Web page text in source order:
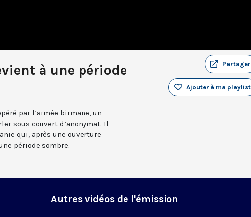
à une période
Partager
Ajouter à ma playlist
par l’armée birmane, un
sous couvert d’anonymat. Il
qui, après une ouverture
période sombre.
Autres vidéos de l'émission